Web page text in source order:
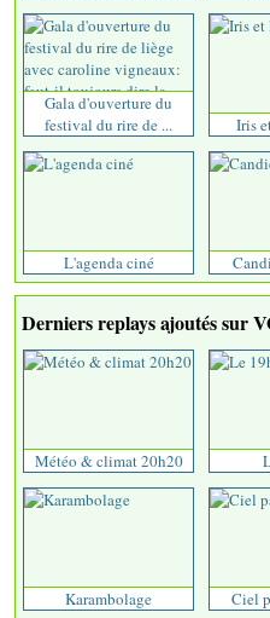
Gala d'ouverture du
festival du rire de ...
Iris
L'agenda ciné
Derniers replays ajoutés sur
Météo & climat 20h20
Karambolage Ciel